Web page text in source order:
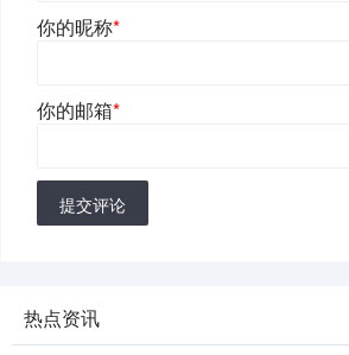
你的昵称*
你的邮箱*
提交评论
热点资讯